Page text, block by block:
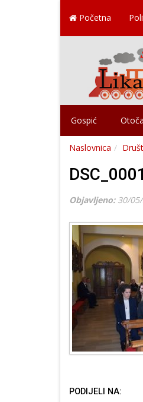
Početna
Gospić
Naslovnica
DSC_0001
Objavljeno: 30/
PODIJELI NA: